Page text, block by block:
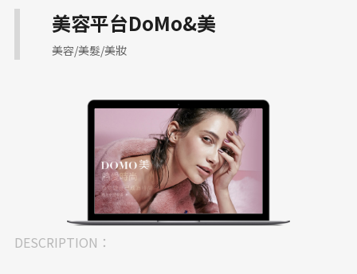
美容平台DoMo&美
美容/美髮/美妝
DESCRIPTION：